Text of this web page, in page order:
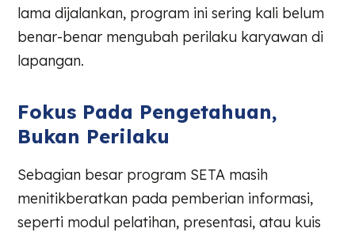
lama dijalankan, program ini sering kali belum
benar-benar mengubah perilaku karyawan di
lapangan.
Fokus Pada Pengetahuan,
Bukan Perilaku
Sebagian besar program SETA masih
menitikberatkan pada pemberian informasi,
seperti modul pelatihan, presentasi, atau kuis